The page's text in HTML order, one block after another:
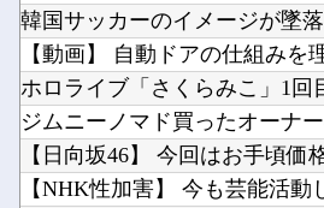
韓国サッカーのイメージが墜落